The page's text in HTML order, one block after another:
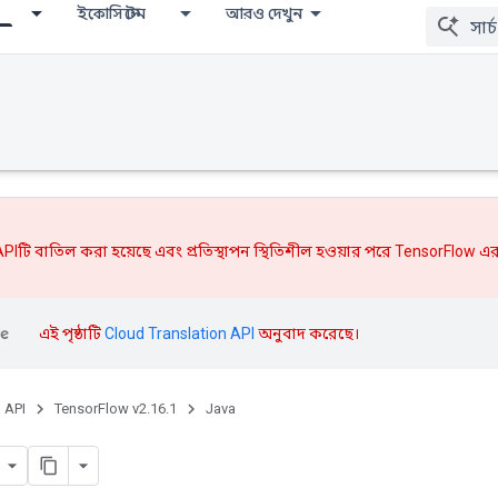
ইকোসিস্টেম আরও দেখুন
বাতিল করা হয়েছে এবং প্রতিস্থাপনস্থিতিশীল হওয়ার পরে TensorFlow
এই পৃষ্ঠাটিCloud Translation API অনুবাদ করেছে।
API TensorFlow v2.16.1 Java